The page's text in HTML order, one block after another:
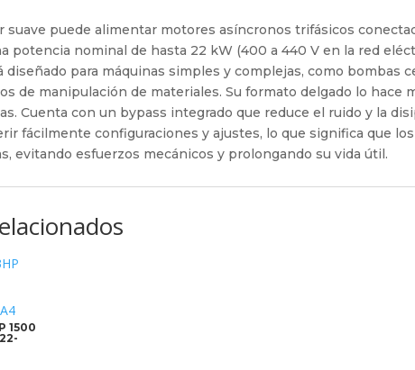
suave puede alimentar motores asíncronos trifásicos
potencia nominal de hasta 22 kW (400 a 440 V en la red
diseñado para máquinas simples y complejas, como
de manipulación de materiales. Su formato delgado lo
Cuenta con un bypass integrado que reduce el ruido y la
fácilmente configuraciones y ajustes, lo que significa que
evitando esfuerzos mecánicos y prolongando su vida útil.
1500